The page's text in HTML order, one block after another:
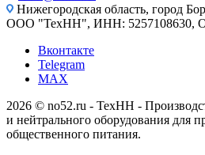
Нижегородская область, город
ООО "ТехНН", ИНН: 5257108630,
Вконтакте
Telegram
MAX
2026 © no52.ru - ТехНН -
и нейтрального оборудования для
общественного питания.